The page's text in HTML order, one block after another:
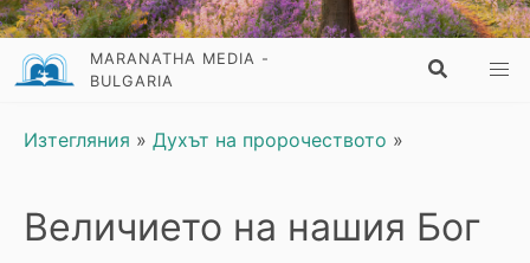
MARANATHA MEDIA -
BULGARIA
Изтегляния » Духът на пророчеството »
Величието на нашия Бог